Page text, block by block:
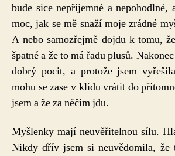
bude sice nepříjemné a nepohodlné,
moc, jak se mě snaží moje zrádné
A nebo samozřejmě dojdu k tomu,
špatné a že to má řadu plusů.
dobrý pocit, a protože jsem
mohu se zase v klidu vrátit do
jsem a že za něčím jdu.
Myšlenky mají neuvěřitelnou sílu.
Nikdy dřív jsem si neuvědomila, že